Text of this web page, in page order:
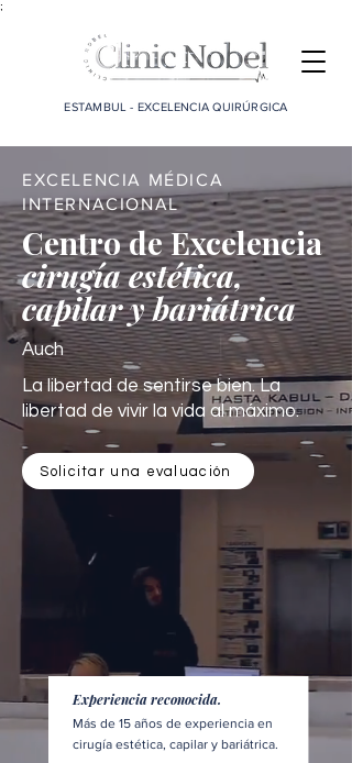
;
ESTAMBUL - EXCELENCIA QUIRÚRGICA
EXCELENCIA MÉDICA
INTERNACIONAL
Centro de Excelencia
cirugía estética,
capilar y bariátrica
Auch
La libertad de sentirse bien. La
libertad de vivir la vida al máximo.
Solicitar una evaluación
Experiencia reconocida.
Más de 15 años de experiencia en
cirugía estética, capilar y bariátrica.